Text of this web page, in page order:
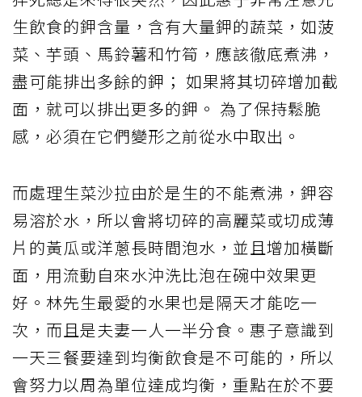
生飲食的鉀含量，含有大量鉀的蔬菜，如菠
菜、芋頭、馬鈴薯和竹筍，應該徹底煮沸，
盡可能排出多餘的鉀； 如果將其切碎增加截
面，就可以排出更多的鉀。 為了保持鬆脆
感，必須在它們變形之前從水中取出。
而處理生菜沙拉由於是生的不能煮沸，鉀容
易溶於水，所以會將切碎的高麗菜或切成薄
片的黃瓜或洋蔥長時間泡水，並且增加橫斷
面，用流動自來水沖洗比泡在碗中效果更
好。林先生最愛的水果也是隔天才能吃一
次，而且是夫妻一人一半分食。惠子意識到
一天三餐要達到均衡飲食是不可能的，所以
會努力以周為單位達成均衡，重點在於不要